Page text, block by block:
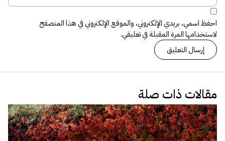
احفظ اسمي، بريدي الإلكتروني، والموقع الإلكتروني في هذا المتصفح
لاستخدامها المرة المقبلة في تعليقي.
مقالات ذات صلة